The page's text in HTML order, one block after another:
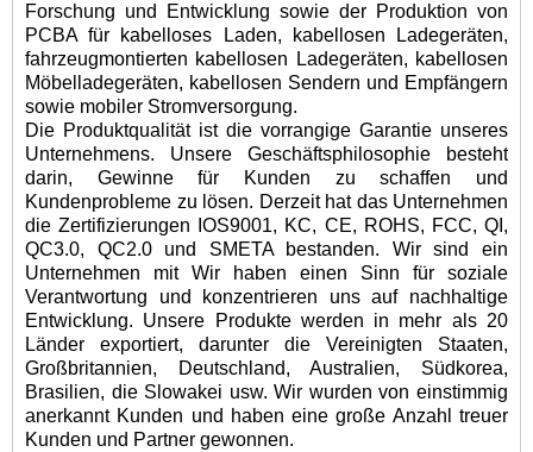
Forschung und Entwicklung sowie der Produktion von
PCBA für kabelloses Laden, kabellosen Ladegeräten,
fahrzeugmontierten kabellosen Ladegeräten, kabellosen
Möbelladegeräten, kabellosen Sendern und Empfängern
sowie mobiler Stromversorgung.
Die Produktqualität ist die vorrangige Garantie unseres
Unternehmens. Unsere Geschäftsphilosophie besteht
darin, Gewinne für Kunden zu schaffen und
Kundenprobleme zu lösen. Derzeit hat das Unternehmen
die Zertifizierungen IOS9001, KC, CE, ROHS, FCC, QI,
QC3.0, QC2.0 und SMETA bestanden. Wir sind ein
Unternehmen mit Wir haben einen Sinn für soziale
Verantwortung und konzentrieren uns auf nachhaltige
Entwicklung. Unsere Produkte werden in mehr als 20
Länder exportiert, darunter die Vereinigten Staaten,
Großbritannien, Deutschland, Australien, Südkorea,
Brasilien, die Slowakei usw. Wir wurden von einstimmig
anerkannt Kunden und haben eine große Anzahl treuer
Kunden und Partner gewonnen.